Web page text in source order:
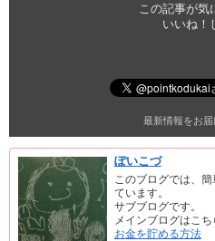
この記事が気
いいね！
最新情報をお届
ぽいこづ
このブログでは、
ています。
サブブログです。
メインブログはこち
お金を貯める方法